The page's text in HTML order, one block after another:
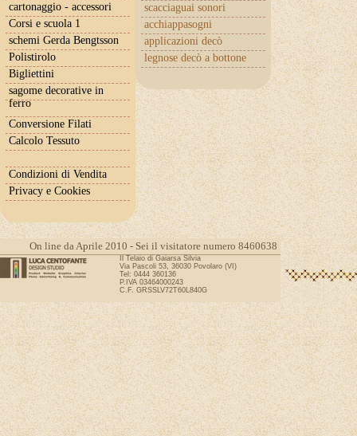
scacciaguai sonori
acchiappasogni
applicazioni decò
legnose decò a bottone
cartonaggio - accessori
Corsi e scuola 1
schemi Gerda Bengtsson
Polistirolo
Bigliettini
sagome decorative in
ferro
Conversione Filati
Calcolo Tessuto
Condizioni di Vendita
Privacy e Cookies
On line da Aprile 2010 - Sei il visitatore numero 8460638
Il Telaio di Gaiarsa Silvia
Via Pascoli 53, 36030 Povolaro (VI)
Tel: 0444 360136
P.IVA 03464000243
C.F. GRSSLV72T60L840G